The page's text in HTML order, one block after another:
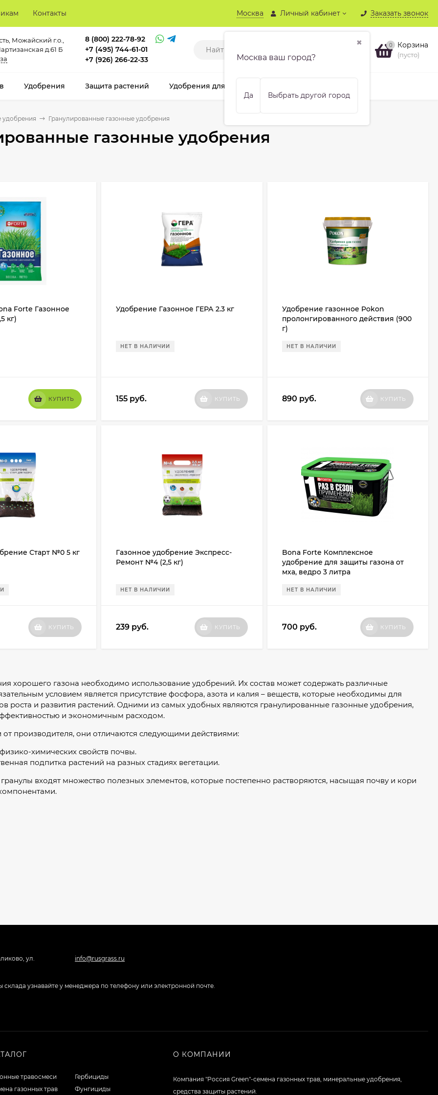
Москва
✖
Москва ваш город?
Да Выбрать другой город
Личный кабинет Заказать звонок
Контакты
Можайский г.о.,
д.61 Б
8 (800) 222-78-92
+7 (495) 744-61-01
+7 (926) 266-22-33
0 Корзина
(пусто)
Удобрения Защита растений Удобрения для хвойных
удобрения Гранулированные газонные удобрения
газонные удобрения
Forte Газонное
кг)
КУПИТЬ
Удобрение Газонное ГЕРА 2.3 кг
НЕТ В НАЛИЧИИ
155 руб. КУПИТЬ
Удобрение газонное Pokon
пролонгированного действия (900
г)
НЕТ В НАЛИЧИИ
890 руб. КУПИТЬ
Старт №0 5 кг
КУПИТЬ
Газонное удобрение Экспресс-
Ремонт №4 (2,5 кг)
НЕТ В НАЛИЧИИ
239 руб. КУПИТЬ
Bona Forte Комплексное
удобрение для защиты газона от
мха, ведро 3 литра
НЕТ В НАЛИЧИИ
700 руб. КУПИТЬ
хорошего газона необходимо использование удобрений. Их состав может содержать различные
условием является присутствие фосфора, азота и калия – веществ, которые необходимы для
роста и развития растений. Одними из самых удобных являются гранулированные газонные удобрения,
и экономичным расходом.
от производителя, они отличаются следующими действиями:
химических свойств почвы.
подпитка растений на разных стадиях вегетации.
входят множество полезных элементов, которые постепенно растворяются, насыщая почву и кори
ул.
info@rusgrass.ru
узнавайте у менеджера по телефону или электронной почте.
травосмеси
газонных трав
Гербициды
Фунгициды
О КОМПАНИИ
Компания "Россия Green"-семена газонных трав, минеральные удобрения,
средства защиты растений.